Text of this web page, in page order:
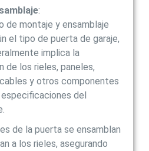
:
de montaje y ensamblaje
el tipo de puerta de garaje,
implica la
de los rieles, paneles,
y otros componentes
del
de la puerta se ensamblan
a los rieles, asegurando